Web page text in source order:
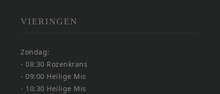
VIERINGEN
Zondag:
- 08:30 Rozenkrans
- 09:00 Heilige Mis
- 10:30 Heilige Mis